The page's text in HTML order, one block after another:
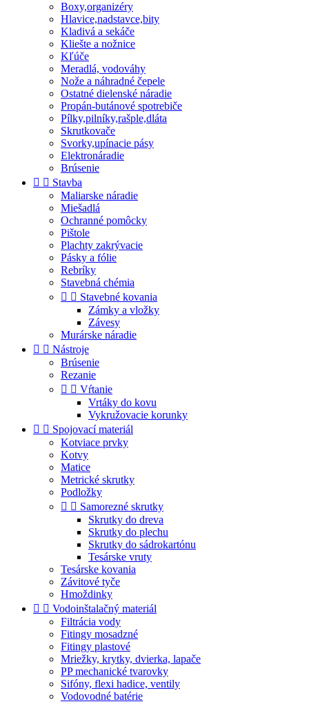
Boxy,organizéry
Hlavice,nadstavce,bity
Kladivá a sekáče
Kliešte a nožnice
Kľúče
Meradlá, vodováhy
Nože a náhradné čepele
Ostatné dielenské náradie
Propán-butánové spotrebiče
Pílky,pilníky,rašple,dláta
Skrutkovače
Svorky,upínacie pásy
Elektronáradie
Brúsenie
  Stavba
Maliarske náradie
Miešadlá
Ochranné pomôcky
Pištole
Plachty zakrývacie
Pásky a fólie
Rebríky
Stavebná chémia
  Stavebné kovania
Zámky a vložky
Závesy
Murárske náradie
  Nástroje
Brúsenie
Rezanie
  Vŕtanie
Vrtáky do kovu
Vykružovacie korunky
  Spojovací materiál
Kotviace prvky
Kotvy
Matice
Metrické skrutky
Podložky
  Samorezné skrutky
Skrutky do dreva
Skrutky do plechu
Skrutky do sádrokartónu
Tesárske vruty
Tesárske kovania
Závitové tyče
Hmoždinky
  Vodoinštalačný materiál
Filtrácia vody
Fitingy mosadzné
Fitingy plastové
Mriežky, krytky, dvierka, lapače
PP mechanické tvarovky
Sifóny, flexi hadice, ventily
Vodovodné batérie